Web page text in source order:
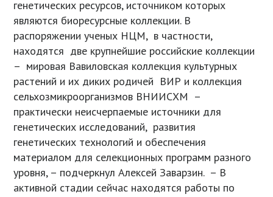
генетических ресурсов, источником которых
являются биоресурсные коллекции. В
распоряжении ученых НЦМ, в частности,
находятся две крупнейшие российские коллекции
– мировая Вавиловская коллекция культурных
растений и их диких родичей ВИР и коллекция
сельхозмикроорганизмов ВНИИСХМ –
практически неисчерпаемые источники для
генетических исследований, развития
генетических технологий и обеспечения
материалом для селекционных программ разного
уровня, – подчеркнул Алексей Заварзин. – В
активной стадии сейчас находятся работы по